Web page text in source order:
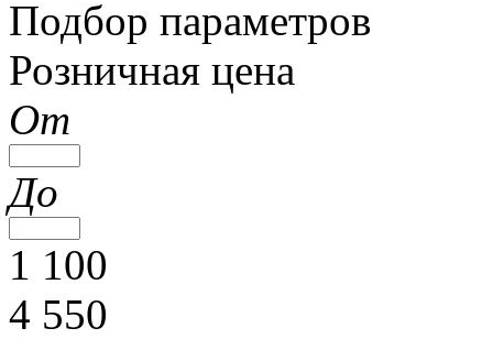
Подбор параметров
Розничная цена
От
До
1 100
4 550